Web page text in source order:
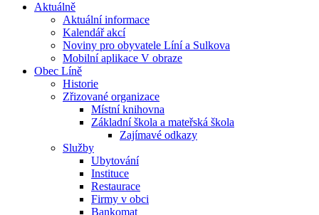
Aktuálně
Aktuální informace
Kalendář akcí
Noviny pro obyvatele Líní a Sulkova
Mobilní aplikace V obraze
Obec Líně
Historie
Zřizované organizace
Místní knihovna
Základní škola a mateřská škola
Zajímavé odkazy
Služby
Ubytování
Instituce
Restaurace
Firmy v obci
Bankomat